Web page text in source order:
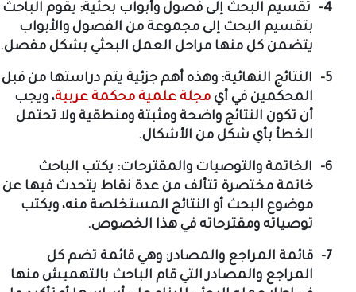
تقسيم البحث إلى فصول وأبواب بحثية: يقوم الباحث
بتقسيم البحث إلى مجموعة من الفصول والأبواب
يتضمن كل منها مراحل العمل البحثي بشكل مفصل.
النتائج النهائية: وهذه أهم جزئية يتم دراستها من قبل
المحكمين في أيمجلة علمية محكمة عربية، ويجب
أن تكون النتائج واضحة ومثبتة ومنطقية ولا تحتمل
الخطأ بأي شكل من الأشكال.
الخاتمة والتوصيات والمقترحات: يكتب الباحث
خاتمة مختصرة تتألف من عدة نقاط يتحدث فيها عن
موضوع البحث أو النتائج المستخلصة منه، ويكتب
توصياته ومقترحاته في هذا الخصوص.
قائمة المراجع والمصادر: وهي قائمة تضم كل
المراجع والمصادر التي قام الباحث بالتهميش منها